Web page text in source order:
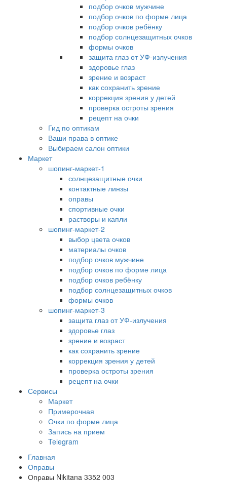
подбор очков мужчине
подбор очков по форме лица
подбор очков ребёнку
подбор солнцезащитных очков
формы очков
защита глаз от УФ-излучения
здоровье глаз
зрение и возраст
как сохранить зрение
коррекция зрения у детей
проверка остроты зрения
рецепт на очки
Гид по оптикам
Ваши права в оптике
Выбираем салон оптики
Маркет
шопинг-маркет-1
солнцезащитные очки
контактные линзы
оправы
спортивные очки
растворы и капли
шопинг-маркет-2
выбор цвета очков
материалы очков
подбор очков мужчине
подбор очков по форме лица
подбор очков ребёнку
подбор солнцезащитных очков
формы очков
шопинг-маркет-3
защита глаз от УФ-излучения
здоровье глаз
зрение и возраст
как сохранить зрение
коррекция зрения у детей
проверка остроты зрения
рецепт на очки
Сервисы
Маркет
Примерочная
Очки по форме лица
Запись на прием
Telegram
Главная
Оправы
Оправы Nikitana 3352 003